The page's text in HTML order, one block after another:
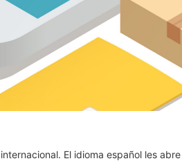
El idioma español les